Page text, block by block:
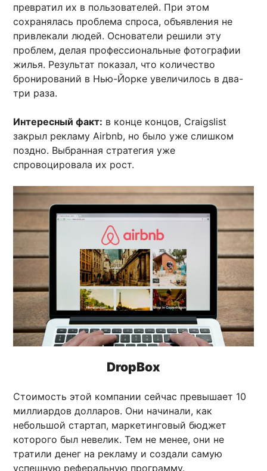
превратил их в пользователей. При этом
сохранялась проблема спроса, объявления не
привлекали людей. Основатели решили эту
проблем, делая профессиональные фотографии
жилья. Результат показал, что количество
бронирований в Нью-Йорке увеличилось в два-
три раза.
Интересный факт: в конце концов, Craigslist
закрыл рекламу Airbnb, но было уже слишком
поздно. Выбранная стратегия уже
спровоцировала их рост.
DropBox
Стоимость этой компании сейчас превышает 10
миллиардов долларов. Они начинали, как
небольшой стартап, маркетинговый бюджет
которого был невелик. Тем не менее, они не
тратили денег на рекламу и создали самую
успешную реферальную программу.